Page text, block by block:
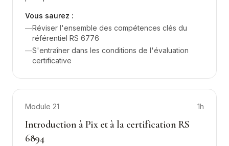
Vous saurez :
—Réviser l'ensemble des compétences clés du
référentiel RS 6776
—S'entraîner dans les conditions de l'évaluation
certificative
Module 21 1h
Introduction à Pix et à la certification RS
6894